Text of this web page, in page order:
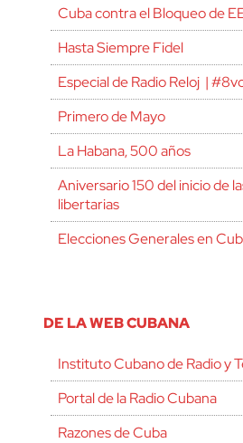
Cuba contra el Bloqueo de
Hasta Siempre Fidel
Especial de Radio Reloj |
Primero de Mayo
La Habana, 500 años
Aniversario 150 del inicio de
libertarias
Elecciones Generales en
DE LA WEB CUBANA
Instituto Cubano de Radio y
Portal de la Radio Cubana
Razones de Cuba